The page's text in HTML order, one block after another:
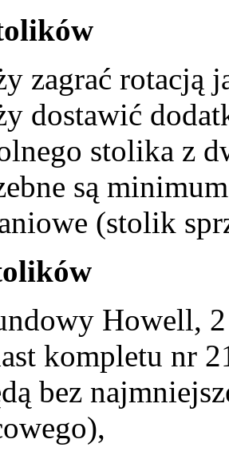
zagrać rotacją
dostawić
stolika z
są
(stolik
Howell,
kompletu nr
bez